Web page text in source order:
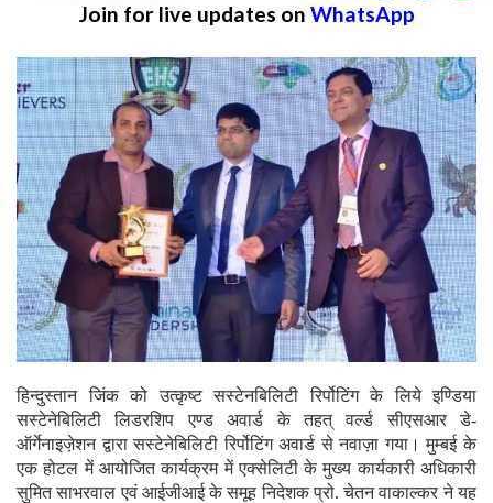
Join for live updates on WhatsApp
हिन्दुस्तान जिंक को उत्कृष्ट सस्टेनबिलिटी रिर्पोटिंग के लिये इण्डिया
सस्टेनेबिलिटी लिडरशिप एण्ड अवार्ड के तहत् वर्ल्ड सीएसआर डे-
ऑर्गेनाइजे़शन द्वारा सस्टेनेबिलिटी रिर्पोटिंग अवार्ड से नवाज़ा गया। मुम्बई के
एक होटल में आयोजित कार्यक्रम में एक्सेलिटी के मुख्य कार्यकारी अधिकारी
सुमित साभरवाल एवं आईजीआई के समूह निदेशक प्रो. चेतन वाकाल्कर ने यह